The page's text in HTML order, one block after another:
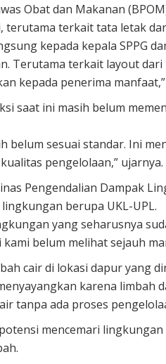
Obat dan Makanan
terutama terkait tata letak
kepada kepala SPPG
Terutama terkait layout
kepada penerima
saat ini masih belum
sesuai standar. Ini
pengelolaan,” ujarnya.
Pengendalian Dampak
berupa UKL-UPL.
yang seharusnya
belum melihat sejauh
cair di lokasi dapur yang
karena limbah
tanpa ada proses
mencemari